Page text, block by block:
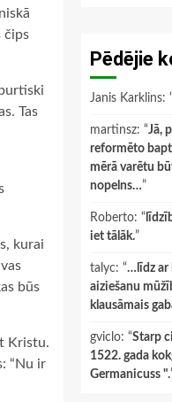
čips
Tas
kurai
būs
Kristu.
“Nu ir
Pēdējie
Janis Karklins: “
martinsz: “Jā,
reformēto
mērā varētu
nopelns…”
Roberto: “
iet tālāk.”
talyc: “…līdz ar
aiziešanu
klausāmais
gviclo: “Starp
1522. gada
Germanicuss ".